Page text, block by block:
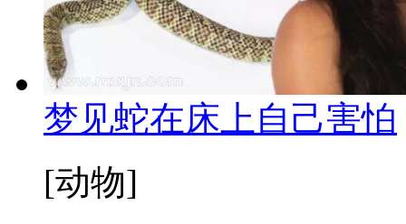
梦见蛇在床上自己害怕
[动物]